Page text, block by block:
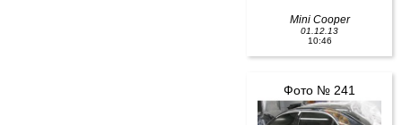
Mini Cooper
01.12.13
10:46
Фото № 241